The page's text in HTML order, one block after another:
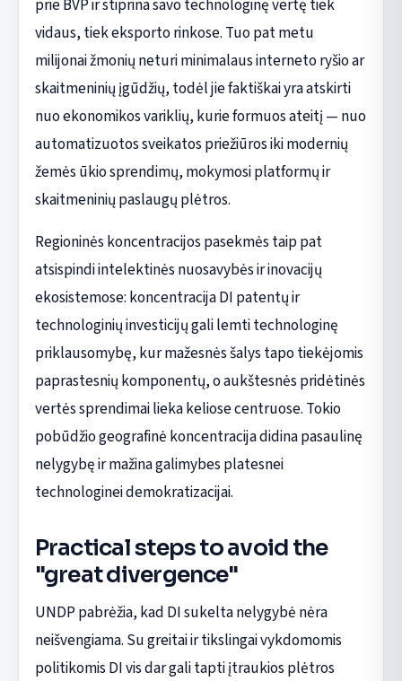
prie BVP ir stiprina savo technologinę vertę tiek
vidaus, tiek eksporto rinkose. Tuo pat metu
milijonai žmonių neturi minimalaus interneto ryšio ar
skaitmeninių įgūdžių, todėl jie faktiškai yra atskirti
nuo ekonomikos variklių, kurie formuos ateitį — nuo
automatizuotos sveikatos priežiūros iki modernių
žemės ūkio sprendimų, mokymosi platformų ir
skaitmeninių paslaugų plėtros.
Regioninės koncentracijos pasekmės taip pat
atsispindi intelektinės nuosavybės ir inovacijų
ekosistemose: koncentracija DI patentų ir
technologinių investicijų gali lemti technologinę
priklausomybę, kur mažesnės šalys tapo tiekėjomis
paprastesnių komponentų, o aukštesnės pridėtinės
vertės sprendimai lieka keliose centruose. Tokio
pobūdžio geografinė koncentracija didina pasaulinę
nelygybę ir mažina galimybes platesnei
technologinei demokratizacijai.
Practical steps to avoid the
"great divergence"
UNDP pabrėžia, kad DI sukelta nelygybė nėra
neišvengiama. Su greitai ir tikslingai vykdomomis
politikomis DI vis dar gali tapti įtraukios plėtros